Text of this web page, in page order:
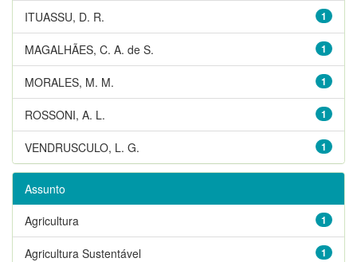
1
ITUASSU, D. R.
1
MAGALHÃES, C. A. de S.
1
MORALES, M. M.
1
ROSSONI, A. L.
1
VENDRUSCULO, L. G.
Assunto
1
Agricultura
1
Agricultura Sustentável